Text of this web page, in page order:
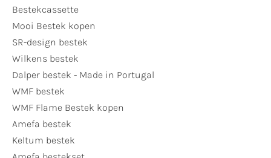
Bestekcassette
Mooi Bestek kopen
SR-design bestek
Wilkens bestek
Dalper bestek - Made in Portugal
WMF bestek
WMF Flame Bestek kopen
Amefa bestek
Keltum bestek